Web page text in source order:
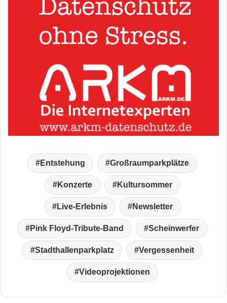
Entstehung Großraumparkplätze
Konzerte Kultursommer
Live-Erlebnis Newsletter
Pink Floyd-Tribute-Band Scheinwerfer
Stadthallenparkplatz Vergessenheit
Videoprojektionen